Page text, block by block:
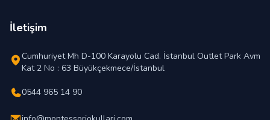
İletişim
Cumhuriyet Mh D-100 Karayolu Cad. İstanbul Outlet Park Avm
Kat 2 No : 63 Büyükçekmece/İstanbul
0544 965 14 90